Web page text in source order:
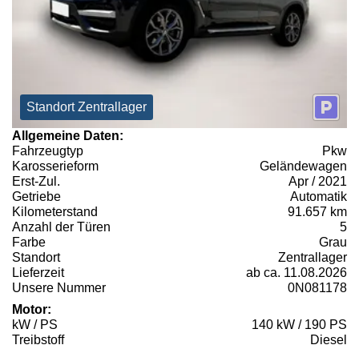
Standort Zentrallager
Allgemeine Daten:
Fahrzeugtyp
Pkw
Karosserieform
Geländewagen
Erst-Zul.
Apr / 2021
Getriebe
Automatik
Kilometerstand
91.657 km
Anzahl der Türen
5
Farbe
Grau
Standort
Zentrallager
Lieferzeit
ab ca. 11.08.2026
Unsere Nummer
0N081178
Motor:
kW / PS
140 kW / 190 PS
Treibstoff
Diesel